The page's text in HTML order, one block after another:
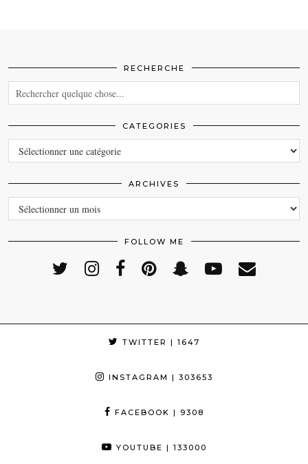
RECHERCHE
CATEGORIES
CATEGORIES
ARCHIVES
ARCHIVES
FOLLOW ME
TWITTER | 1647
INSTAGRAM | 303653
FACEBOOK | 9308
YOUTUBE | 133000